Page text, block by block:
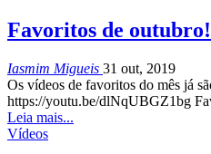
Favoritos de outubro!
Iasmim Migueis 31 out, 2019
Os vídeos de favoritos do mês já
https://youtu.be/dlNqUBGZ1bg
Leia mais...
Vídeos